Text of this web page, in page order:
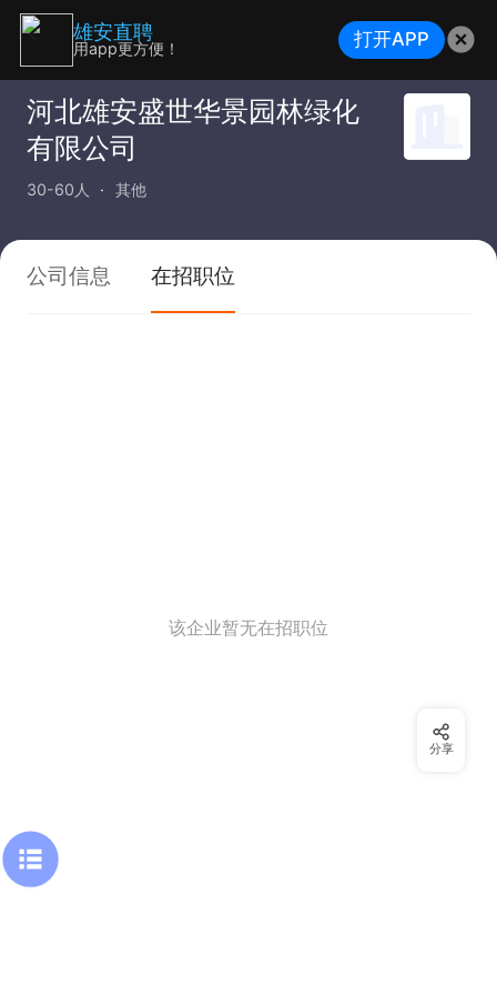
河北雄安盛世华景园林绿化
有限公司
30-60人 其他
公司信息 在招职位
该企业暂无在招职位
分享
雄安直聘
用app更方便！ 打开APP